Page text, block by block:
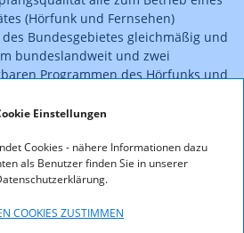
Einstellungen
Cookies - nähere Informationen dazu
als Benutzer finden Sie in unserer
COOKIES ZUSTIMMEN
(Hörfunk und Fernsehen)
Bundesgebietes gleichmäßig und
bundeslandweit und zwei
Programmen des Hörfunks und
Dies gilt auch für den Raum
tatsächlich
für die gleichmäßige und ständige
Ö3 die
Übertragungskapazität mit den
zumal eine Leistungserhöhung zur